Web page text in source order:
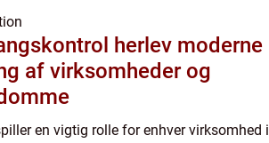
herlev moderne
af virksomheder og
en vigtig rolle for enhver virksomhed i